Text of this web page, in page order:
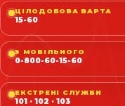
ЦІЛОДОБОВА ВАРТА
15-60
З МОБІЛЬНОГО
0-800-60-15-60
ЕКСТРЕНІ СЛУЖБИ
101 · 102 · 103